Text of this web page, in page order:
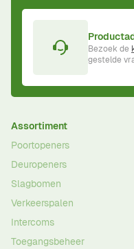
Bezoek de
gestelde
Assortiment
Poortopeners
Deuropeners
Slagbomen
Verkeerspalen
Intercoms
Toegangsbeheer